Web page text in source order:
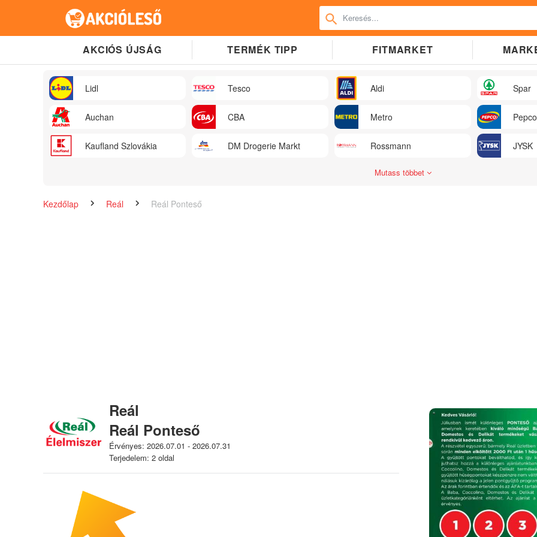
AKCIÓS ÚJSÁG TERMÉK TIPP FITMARKET
Lidl Tesco Aldi Spar
Auchan CBA Metro Pepco
Kaufland Szlovákia DM Drogerie Markt Rossmann JYSK
Mutass többet
Kezdőlap Reál Reál Ponteső
Reál
Reál Ponteső
Érvényes: 2026.07.01 - 2026.07.31
Terjedelem: 2 oldal